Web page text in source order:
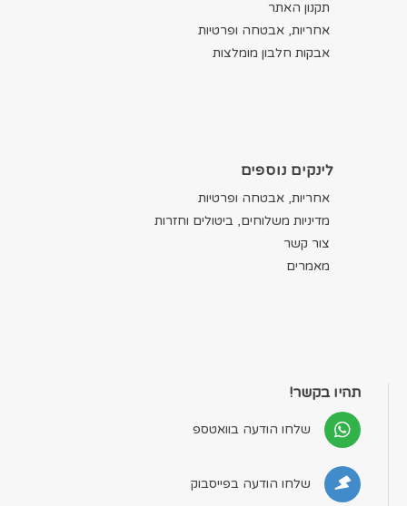
תקנון האתר
אחריות, אבטחה ופרטיות
אבקות חלבון מומלצות
לינקים נוספים
אחריות, אבטחה ופרטיות
מדיניות משלוחים, ביטולים וחזרות
צור קשר
מאמרים
תהיו בקשר!
שלחו הודעה בוואטספ
שלחו הודעה בפייסבוק